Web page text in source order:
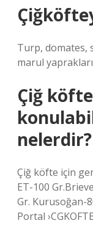
Turp, domates,
marul
Çiğ
nelerdir?
Çiğ köfte için
ET-100
Gr. Kurusoğan-
Portal ›CGKOFTE